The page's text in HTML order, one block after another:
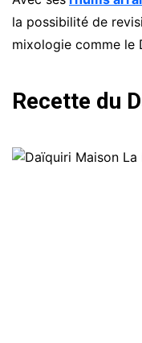
la possibilité de
mixologie comme le
Recette du